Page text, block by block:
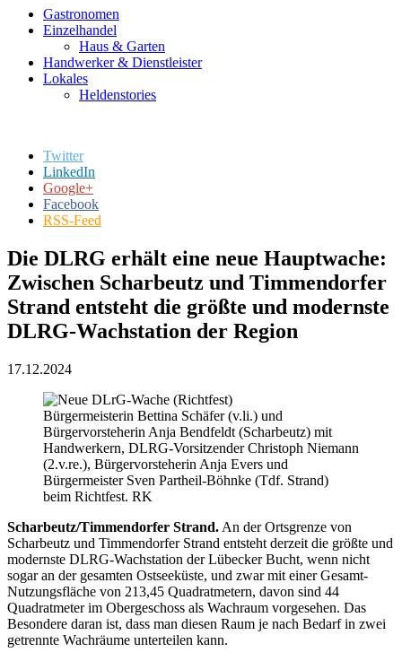
Gastronomen
Einzelhandel
Haus & Garten
Handwerker & Dienstleister
Lokales
Heldenstories
Twitter
LinkedIn
Google+
Facebook
RSS-Feed
Die DLRG erhält eine neue Hauptwache:
Zwischen Scharbeutz und Timmendorfer
Strand entsteht die größte und modernste
DLRG-Wachstation der Region
17.12.2024
Bürgermeisterin Bettina Schäfer (v.li.) und
Bürgervorsteherin Anja Bendfeldt (Scharbeutz) mit
Handwerkern, DLRG-Vorsitzender Christoph Niemann
(2.v.re.), Bürgervorsteherin Anja Evers und
Bürgermeister Sven Partheil-Böhnke (Tdf. Strand)
beim Richtfest. RK
Scharbeutz/Timmendorfer Strand. An der Ortsgrenze von
Scharbeutz und Timmendorfer Strand entsteht derzeit die größte und
modernste DLRG-Wachstation der Lübecker Bucht, wenn nicht
sogar an der gesamten Ostseeküste, und zwar mit einer Gesamt-
Nutzungsfläche von 213,45 Quadratmetern, davon sind 44
Quadratmeter im Obergeschoss als Wachraum vorgesehen. Das
Besondere daran ist, dass man diesen Raum je nach Bedarf in zwei
getrennte Wachräume unterteilen kann.